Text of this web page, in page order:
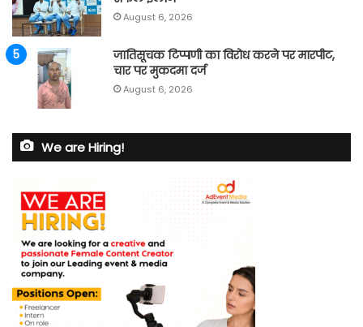
August 6, 2026
जातिसूचक टिप्पणी का विरोध करने पर मारपीट,
चार पर मुकदमा दर्ज
August 6, 2026
We are Hiring!